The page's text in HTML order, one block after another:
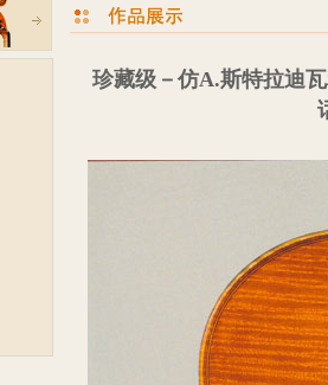
珍藏级－仿A.斯特拉迪